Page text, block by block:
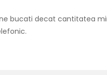
bucati decat cantitatea